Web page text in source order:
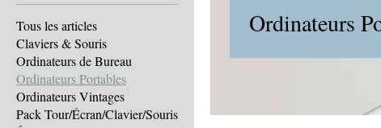
Tous les articles
Claviers & Souris
Ordinateurs de Bureau
Ordinateurs Portables
Ordinateurs Vintages
Pack Tour/Écran/Clavier/Souris
Ordinateurs